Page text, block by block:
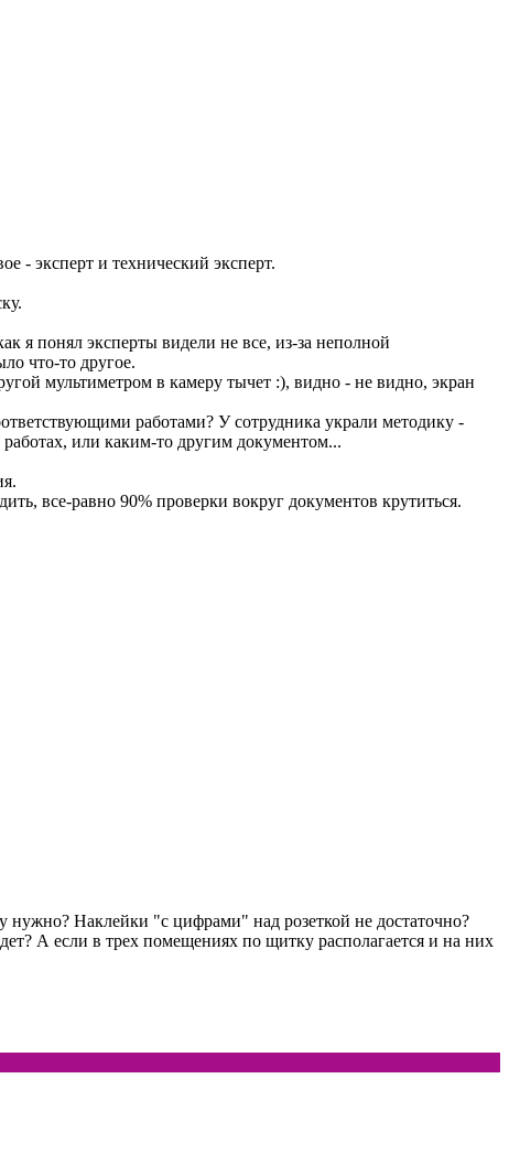
- эксперт и технический эксперт.
я понял эксперты видели не все, из-за неполной
что-то другое.
мультиметром в камеру тычет :), видно - не видно, экран
работами? У сотрудника украли методику -
работах, или каким-то другим документом...
все-равно 90% проверки вокруг документов крутиться.
нужно? Наклейки "с цифрами" над розеткой не достаточно?
А если в трех помещениях по щитку располагается и на них